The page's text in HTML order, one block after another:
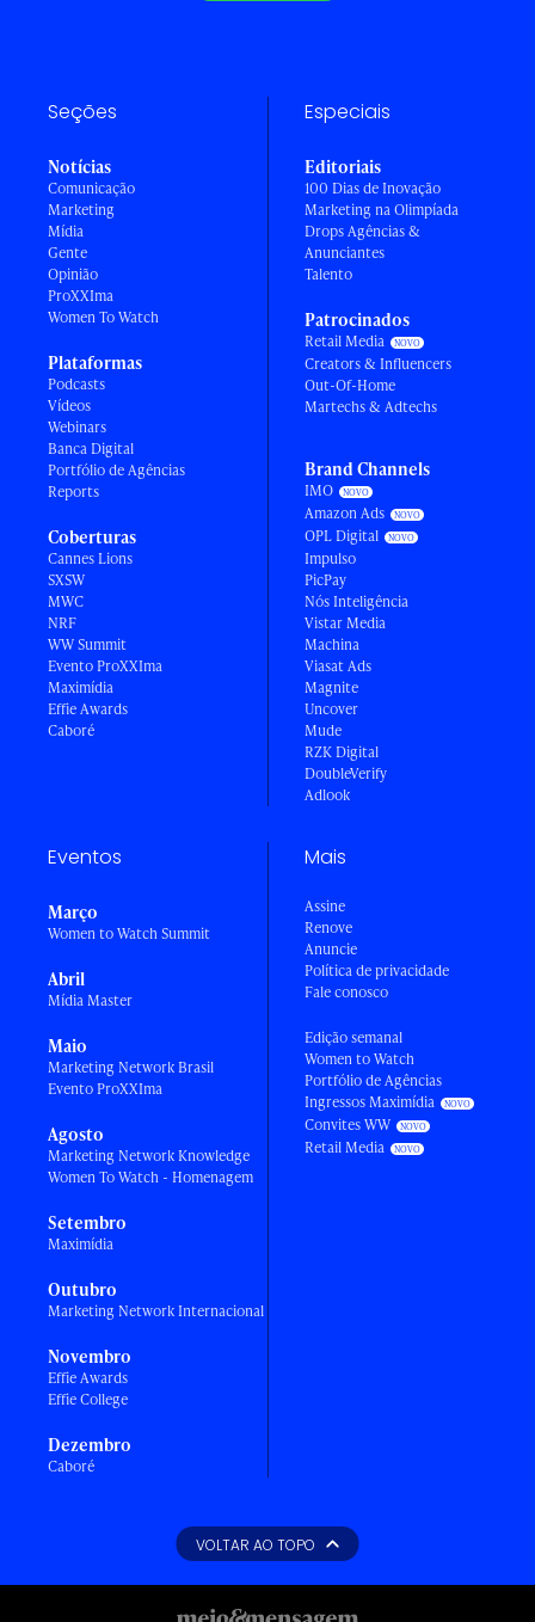
Seções
Notícias
Comunicação
Marketing
Mídia
Gente
Opinião
ProXXIma
Women To Watch
Plataformas
Podcasts
Vídeos
Webinars
Banca Digital
Portfólio de Agências
Reports
Coberturas
Cannes Lions
SXSW
MWC
NRF
WW Summit
Evento ProXXIma
Maximídia
Effie Awards
Caboré
Especiais
Editoriais
100 Dias de Inovação
Marketing na Olimpíada
Drops Agências &
Anunciantes
Talento
Patrocinados
Retail Media
Creators & Influencers
Out-Of-Home
Martechs & Adtechs
Brand Channels
IMO
Amazon Ads
OPL Digital
Impulso
PicPay
Nós Inteligência
Vistar Media
Machina
Viasat Ads
Magnite
Uncover
Mude
RZK Digital
DoubleVerify
Adlook
Eventos
Março
Women to Watch Summit
Abril
Mídia Master
Maio
Marketing Network Brasil
Evento ProXXIma
Agosto
Marketing Network Knowledge
Women To Watch - Homenagem
Setembro
Maximídia
Outubro
Marketing Network Internacional
Novembro
Effie Awards
Effie College
Dezembro
Caboré
Mais
Assine
Renove
Anuncie
Política de privacidade
Fale conosco
Edição semanal
Women to Watch
Portfólio de Agências
Ingressos Maximídia
Convites WW
Retail Media
VOLTAR AO TOPO